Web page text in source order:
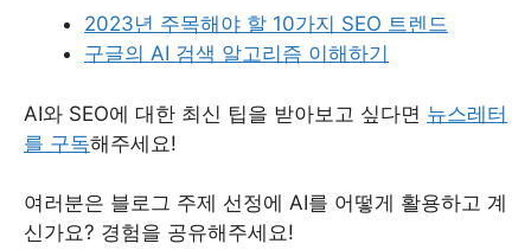
2023년 주목해야 할 10가지 SEO 트렌드
구글의 AI 검색 알고리즘 이해하기
AI와 SEO에 대한 최신 팁을 받아보고 싶다면 뉴스레터
를 구독해주세요!
여러분은 블로그 주제 선정에 AI를 어떻게 활용하고 계
신가요? 경험을 공유해주세요!